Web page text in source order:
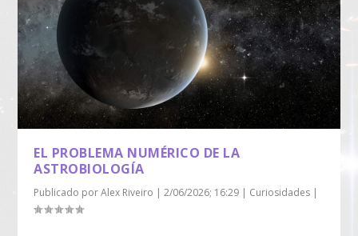
EL PROBLEMA NUMÉRICO DE LA
ASTROBIOLOGÍA
Publicado porAlex Riveiro |2/06/2026; 16:29 | Curiosidades |